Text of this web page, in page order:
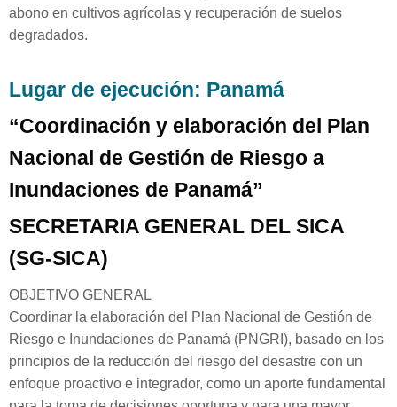
abono en cultivos agrícolas y recuperación de suelos
degradados.
Lugar de ejecución: Panamá
“Coordinación y elaboración del Plan
Nacional de Gestión de Riesgo a
Inundaciones de Panamá”
SECRETARIA GENERAL DEL SICA
(SG-SICA)
OBJETIVO GENERAL
Coordinar la elaboración del Plan Nacional de Gestión de
Riesgo e Inundaciones de Panamá (PNGRI), basado en los
principios de la reducción del riesgo del desastre con un
enfoque proactivo e integrador, como un aporte fundamental